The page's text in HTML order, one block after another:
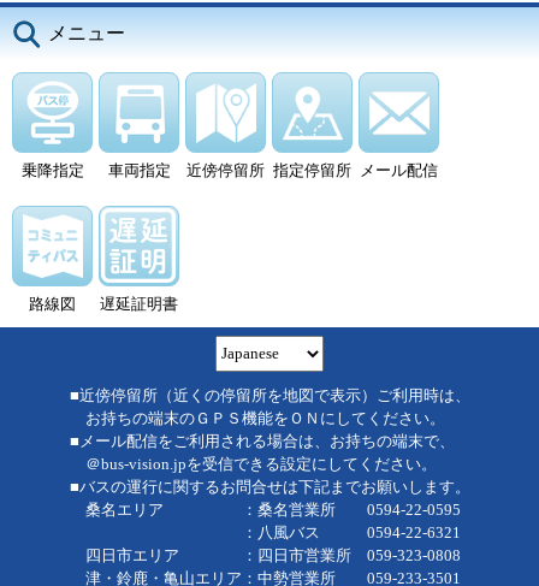
メニュー
乗降指定 車両指定 近傍停留所 指定停留所 メール配信
路線図 遅延証明書
■近傍停留所（近くの停留所を地図で表示）ご利用時は、
お持ちの端末のＧＰＳ機能をＯＮにしてください。
■メール配信をご利用される場合は、お持ちの端末で、
＠bus-vision.jpを受信できる設定にしてください。
■バスの運行に関するお問合せは下記までお願いします。
桑名エリア ：桑名営業所 0594-22-0595
：八風バス 0594-22-6321
四日市エリア ：四日市営業所 059-323-0808
津・鈴鹿・亀山エリア：中勢営業所 059-233-3501